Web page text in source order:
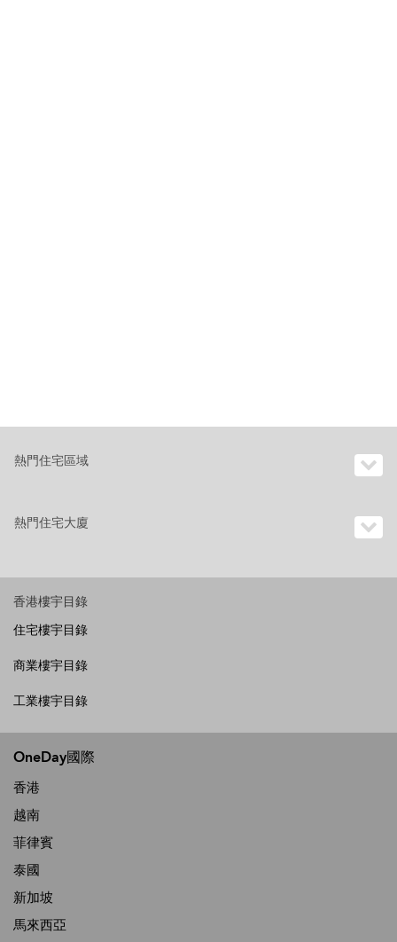
熱門住宅區域
熱門住宅大廈
香港樓宇目錄
住宅樓宇目錄
商業樓宇目錄
工業樓宇目錄
OneDay國際
香港
越南
菲律賓
泰國
新加坡
馬來西亞